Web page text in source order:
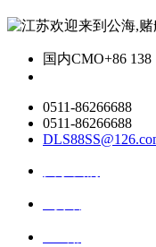
国内CMO+86 138
0511-86266688
0511-86266688